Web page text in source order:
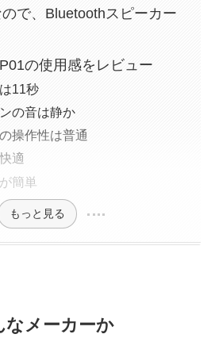
で、Bluetoothスピーカー
の使用感をレビュー
11秒
の音は静か
操作性は普通
適
簡単
もっと見る
なメーカーか